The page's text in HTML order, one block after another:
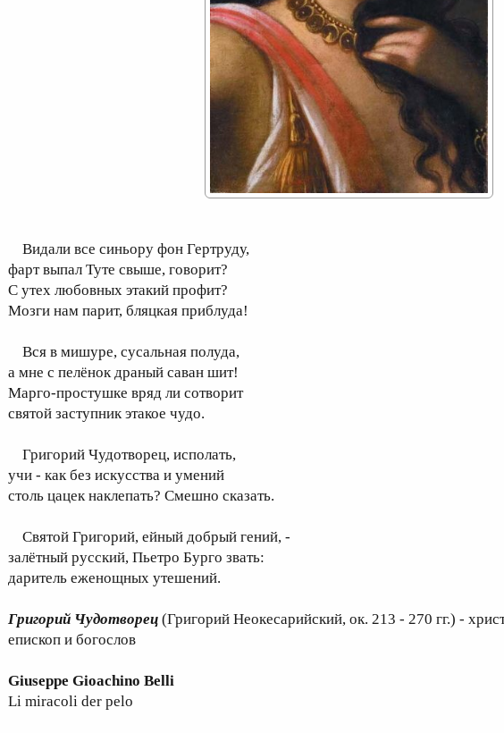
Видали все синьору фон Гертруду,
фарт выпал Туте свыше, говорит?
С утех любовных этакий профит?
Мозги нам парит, бляцкая приблуда!
Вся в мишуре, сусальная полуда,
а мне с пелёнок драный саван шит!
Марго-простушке вряд ли сотворит
святой заступник этакое чудо.
Григорий Чудотворец, исполать,
учи - как без искусства и умений
столь цацек наклепать? Смешно сказать.
Святой Григорий, ейный добрый гений, -
залётный русский, Пьетро Бурго звать:
даритель еженощных утешений.
Григорий Чудотворец (Григорий Неокесарийский, ок. 213 - 270 гг.) -
епископ и богослов
Giuseppe Gioachino Belli
Li miracoli der pelo